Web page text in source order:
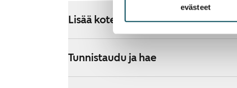
evästeet
Lisää koteja hakemukselle
Tunnistaudu ja hae